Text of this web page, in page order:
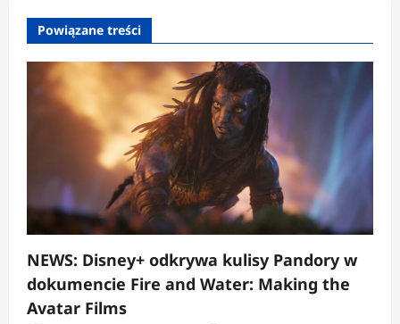
Powiązane treści
NEWS: Disney+ odkrywa kulisy Pandory w
dokumencie Fire and Water: Making the
Avatar Films